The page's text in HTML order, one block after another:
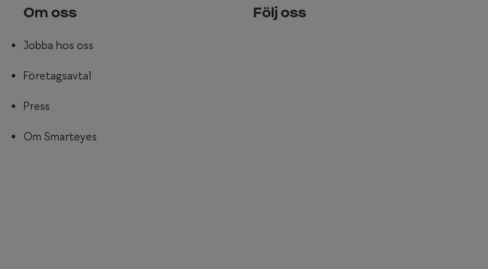
Om oss
Jobba hos oss
Företagsavtal
Press
Om Smarteyes
Följ oss